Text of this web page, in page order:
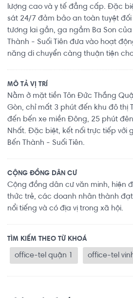
lượng cao và y tế đẳng cấp. Đặc
sát 24/7 đảm bảo an toàn tuyệt đối
tương lai gần, ga ngầm Ba Son của
Thành - Suối Tiên đưa vào hoạt
năng di chuyển càng thuận tiện
MÔ TẢ VỊ TRÍ
Nằm ở mặt tiền Tôn Đức Thắng
Gòn, chỉ mất 3 phút đến khu đô thị
đến bến xe miền Đông, 25 phút
Nhất. Đặc biệt, kết nối trực tiếp với
Bến Thành - Suối Tiên.
CỘNG ĐỒNG DÂN CƯ
Cộng đồng dân cư văn minh, hiện
thức trẻ, các doanh nhân thành
nổi tiếng và có địa vị trong xã hội.
TÌM KIẾM THEO TỪ KHOÁ
office-tel quận 1 office-tel